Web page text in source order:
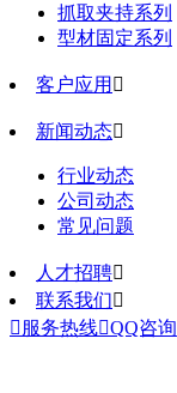
抓取夹持系列
型材固定系列
客户应用 
新闻动态
行业动态
公司动态
常见问题
人才招聘
联系我们
 服务热线QQ咨询